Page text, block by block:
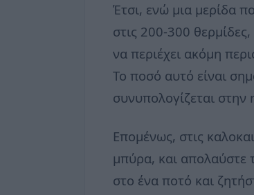
Έτσι, ενώ μια μερίδα
στις 200-300
να περιέχει ακόμη
Το ποσό αυτό είναι
συνυπολογίζεται
Επομένως, στις
μπύρα, και απολαύστε
στο ένα ποτό και